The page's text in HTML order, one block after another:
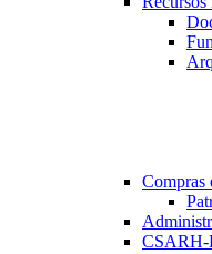
Compras
CSARH-